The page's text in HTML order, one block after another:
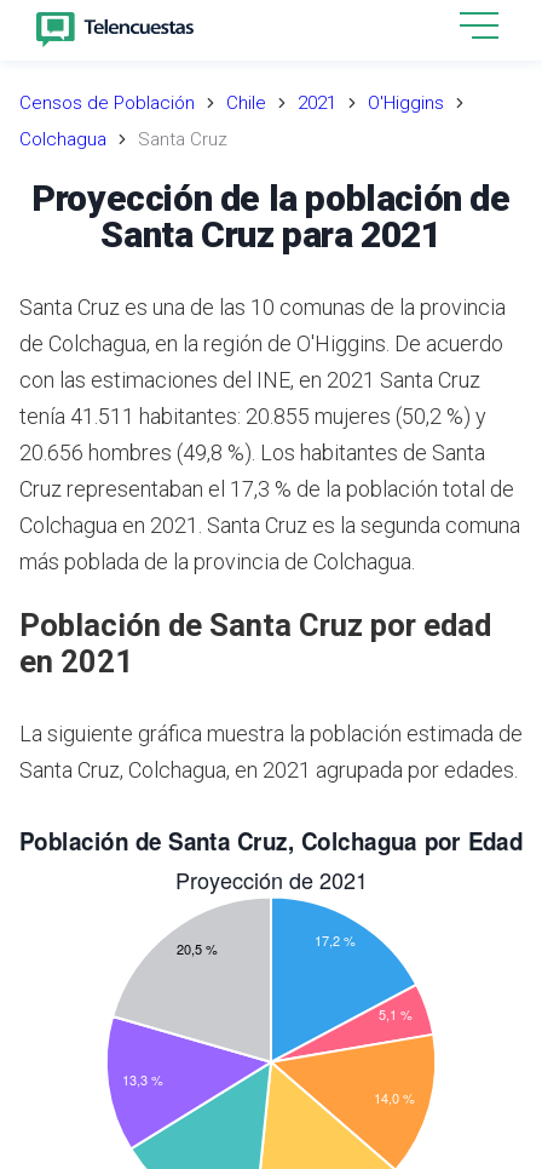
Censos de Población Chile 2021
O'Higgins
Colchagua
Santa Cruz
Proyección de la población de
Santa Cruz para 2021
Santa Cruz es una de las 10 comunas de la provincia
de Colchagua, en la región de O'Higgins. De acuerdo
con las estimaciones del INE, en 2021 Santa Cruz
tenía 41.511 habitantes: 20.855 mujeres (50,2 %) y
20.656 hombres (49,8 %). Los habitantes de Santa
Cruz representaban el 17,3 % de la población total de
Colchagua en 2021. Santa Cruz es la segunda comuna
más poblada de la provincia de Colchagua.
Población de Santa Cruz por edad
en 2021
La siguiente gráfica muestra la población estimada de
Santa Cruz, Colchagua, en 2021 agrupada por edades.